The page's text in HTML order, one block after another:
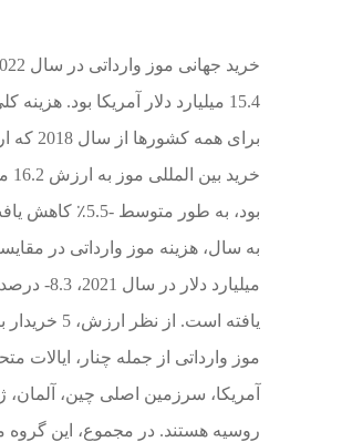
15.4 میلیارد دلار آمریکا بود. هزینه
برای همه کشورها
بود، به طور متوسط ​​-
میلیارد دلار در
یافته است. از نظر
موز وارداتی از جمله چنار، ایالات
آمریکا، سرزمین اصلی چین، آلمان،
روسیه هستند. در مجموع، این گروه